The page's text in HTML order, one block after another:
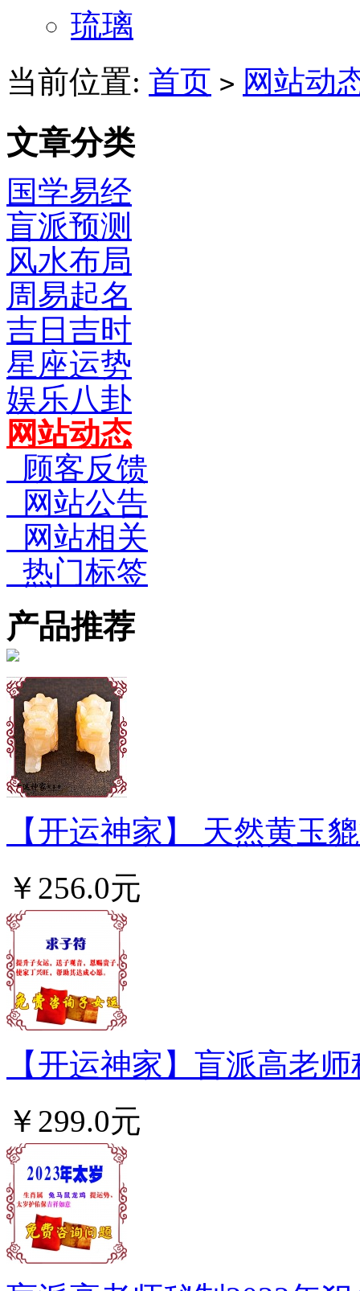
琉璃
当前位置: 首页 > 网站动
文章分类
国学易经
盲派预测
风水布局
周易起名
吉日吉时
星座运势
娱乐八卦
网站动态
顾客反馈
网站公告
网站相关
热门标签
产品推荐
【开运神家】 天然黄玉
￥256.0元
【开运神家】盲派高老
￥299.0元